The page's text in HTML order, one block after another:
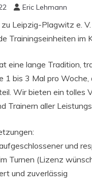
Eric Lehmann
Leipzig-Plagwitz e.
Trainingseinheiten im
eine lange Tradition,
1 bis 3 Mal pro
Wir bieten ein tolles
Trainern aller
und
Turnen (Lizenz
und zuverlässig